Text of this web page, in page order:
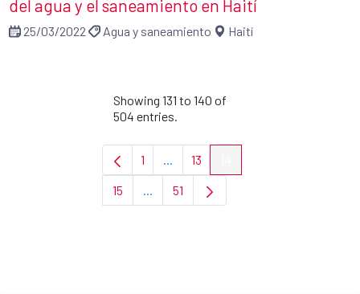
del agua y el saneamiento en Haití
25/03/2022 Agua y saneamiento Haití
Showing 131 to 140 of
504 entries.
Page
1 ...Intermediate Pages Use TAB to
Page
13
Page
15 ...Intermediate Pages Use TAB to
Page
51